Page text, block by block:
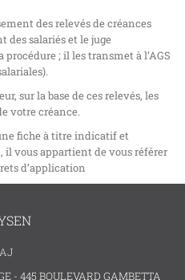
des relevés de créances
des salariés et le juge
; il les transmet à l’AGS
sur la base de ces relevés, les
votre créance.
fiche à titre indicatif et
il vous appartient de vous référer
d’application
AJ
- 445 BOULEVARD GAMBETTA